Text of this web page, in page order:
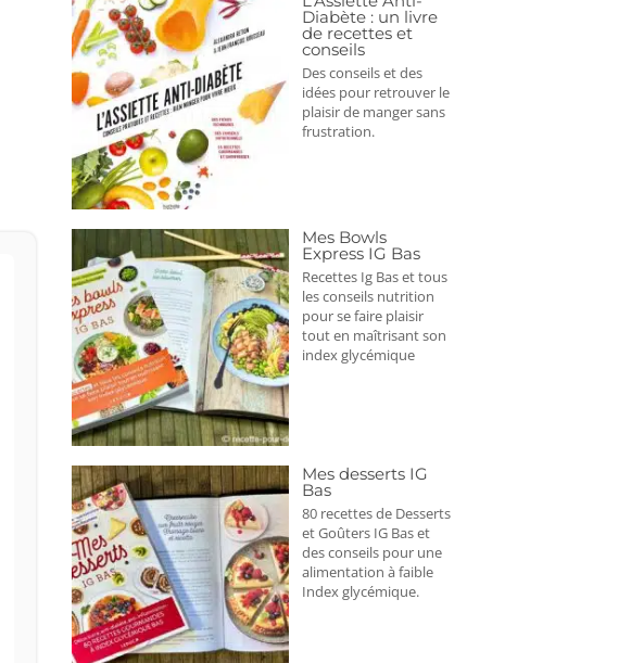
Diabète : un livre
de recettes et
conseils
Des conseils et des
idées pour retrouver le
plaisir de manger sans
frustration.
Mes Bowls
Express IG Bas
Recettes Ig Bas et tous
les conseils nutrition
pour se faire plaisir
tout en maîtrisant son
index glycémique
Mes desserts IG
Bas
80 recettes de Desserts
et Goûters IG Bas et
des conseils pour une
alimentation à faible
Index glycémique.